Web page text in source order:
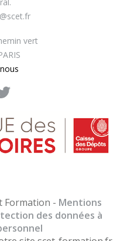
vert
Formation - Mentions
des données à